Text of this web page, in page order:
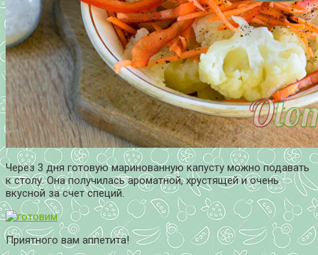
Через 3 дня готовую маринованную капусту можно подавать
к столу. Она получилась ароматной, хрустящей и очень
вкусной за счет специй.
Приятного вам аппетита!